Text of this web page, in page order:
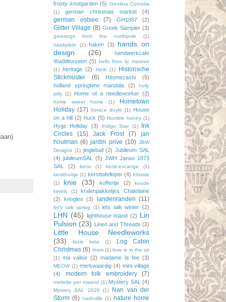
frosty knotgarden (5) Gerdina Cornelia
(1)
german christmas market (4)
german ostsee (7) GH1857 (2)
Glitter Village (8) Greek Sampler (3)
greetings from the northpole
(1)
haakplein
(1) haken (3)
hands on
design
(26)
handwerkcafe
Waddinxveen (5) hello from liz matews
(1) heritage (2) Hetti (1)
Historische
Stickmuster
(6) Hitomezashi
(5)
holland springtime mandala
(2)
holly
jolly (1) Home of a needleworker (2)
home sweet home (1)
Hometown
Holiday (17) horace doyle (1) House
on a hill (2) huck (5) Humble honey (1)
Hyge Holiday (3) Indigo Star (1)
Ink
Circles
(15) Jack Frost (7)
jan
houtman (6) jardin prive (10) JBW
Designs (1) jingleball (2) Jubileum SAL
(4) jubileumSAL (5) JWH Janse 1873
SAL
(2) kerst (1) kerst-excange
(1)
kersthuisje (1) kersttafelloper (4) Klossie
(1)
knie (33) koffertje (2)
koude
kerels
(1)
kralenpakketjes Chatelaine
(2)
kringles (3) landenranden (11)
let's talk spring (1) lets talk winter (2)
LHN (45) lighthouse island (2) Lin
Pulsion (23) Linen and Threads (2)
Little House Needleworks
(33)
lizzie kate (1)
Log Cabin
Christmas (6) loom (1) love is in the air
(1) ma valise (2) madame la fee (3)
MEOW (1) merkwaardig (4) mini village
(4)
modern folk embroidery (7)
motiefje per maand (1) Mystery SAL (4)
Mystery SAL 2026 (1)
Nan van der
Storm (6) nashville (1) nature home